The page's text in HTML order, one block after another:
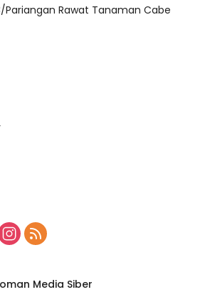
Pariangan Rawat Tanaman Cabe
Media Siber